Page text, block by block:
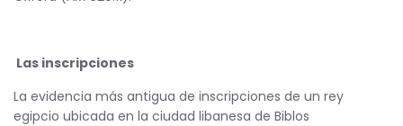
Las inscripciones
La evidencia más antigua de inscripciones de un rey
egipcio ubicada en la ciudad libanesa de Biblos